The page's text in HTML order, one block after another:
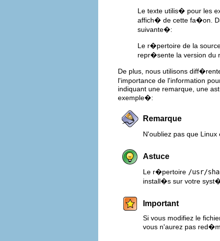
Le texte utilis� pour les
affich� de cette fa�on.
suivante�:
Le r�pertoire de la
repr�sente la version du
De plus, nous utilisons
l'importance de l'information
indiquant une remarque, une
exemple�:
Remarque
N'oubliez pas que
Astuce
Le r�pertoire /usr/
install�s sur votre
Important
Si vous modifiez le
vous n'aurez pas